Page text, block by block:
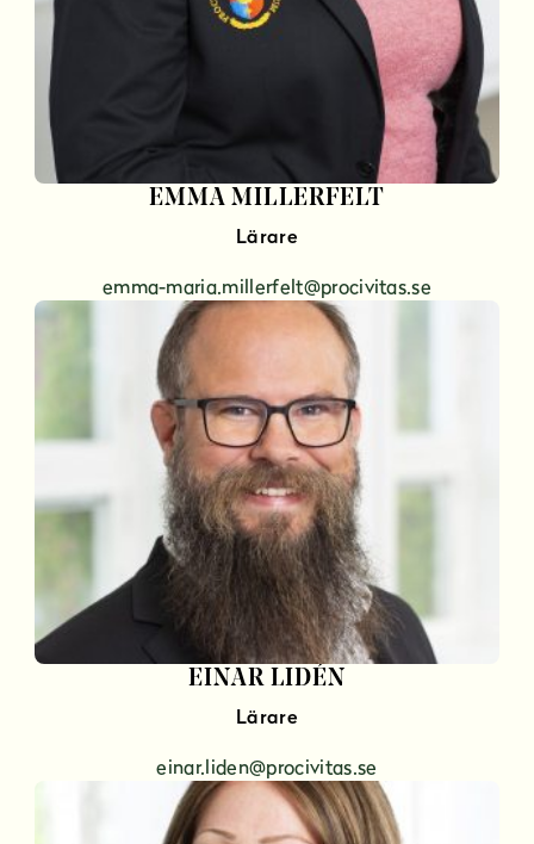
EMMA MILLERFELT
Lärare
emma-maria.millerfelt@procivitas.se
EINAR LIDÉN
Lärare
einar.liden@procivitas.se